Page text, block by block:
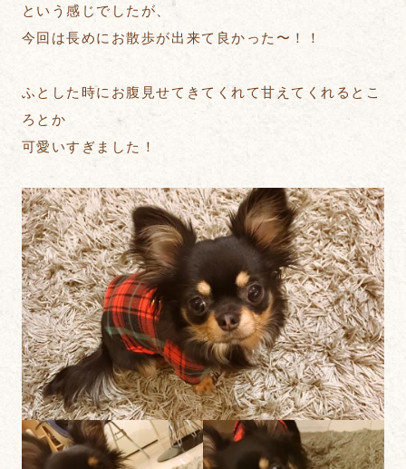
という感じでしたが、
今回は長めにお散歩が出来て良かった〜！！
ふとした時にお腹見せてきてくれて甘えてくれるとこ
ろとか
可愛いすぎました！